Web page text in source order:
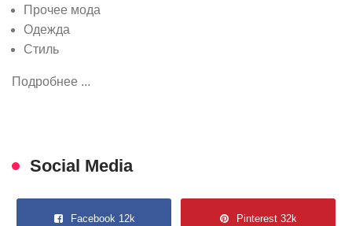
Прочее мода
Одежда
Стиль
Подробнее ...
Social Media
Facebook 12k Pinterest 32k